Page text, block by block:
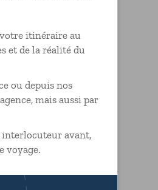
itinéraire au
et de la réalité du
ou depuis nos
mais aussi par
interlocuteur avant,
voyage.